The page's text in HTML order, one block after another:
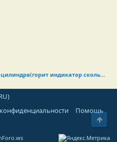
Проблема с клапанами первого цилиндра(горит индикатор скольжения)
Помощь